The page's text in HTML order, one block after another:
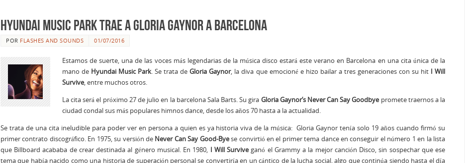
HYUNDAI MUSIC PARK trae a GLORIA GAYNOR a Barcelona
POR FLASHES AND SOUNDS 01/07/2016
Estamos de suerte, una de las voces más legendarias de la música disco estará este verano en Barcelona en una cita única de la
mano de Hyundai Music Park. Se trata deGloria Gaynor, la diva que emocioné e hizo bailar a tres generaciones con su hit I Will
Survive, entre muchos otros.
La cita será el próximo 27 de julio en la barcelona Sala Barts. Su gira Gloria Gaynor’s Never Can Say Goodbyepromete traernos a la
ciudad condal sus más populares himnos dance, desde los años 70 hasta a la actualidad.
Se trata de una cita ineludible para poder ver en persona a quien es ya historia viva de la música: Gloria Gaynor tenía solo 19 años cuando firmó su
primer contrato discográfico. En 1975, su versión de Never Can Say Good-Byese convirtió en el primer tema dance en conseguir el número 1 en la lista
que Billboard acababa de crear destinada al género musical. En 1980, I Will Surviveganó el Grammy a la mejor canción Disco, sin sospechar que ese
tema que había nacido como una historia de superación personal se convertiría en un cántico de la lucha social, algo que continúa siendo hasta el día